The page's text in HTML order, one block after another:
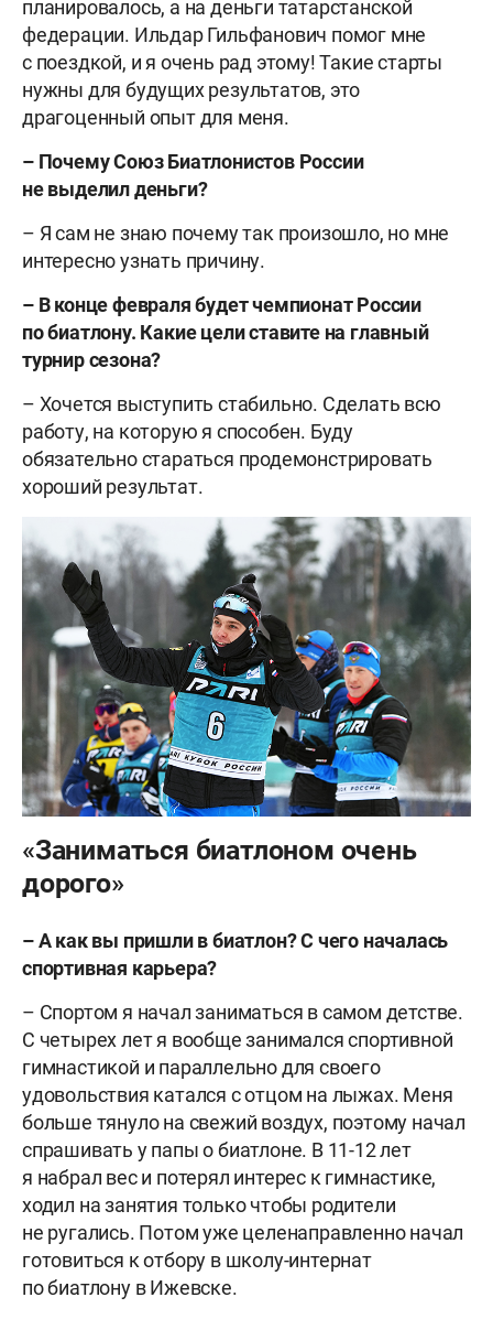
планировалось, а на деньги татарстанской
федерации. Ильдар Гильфанович помог мне
с поездкой, и я очень рад этому! Такие старты
нужны для будущих результатов, это
драгоценный опыт для меня.
– Почему Союз Биатлонистов России
не выделил деньги?
– Я сам не знаю почему так произошло, но мне
интересно узнать причину.
– В конце февраля будет чемпионат России
по биатлону. Какие цели ставите на главный
турнир сезона?
– Хочется выступить стабильно. Сделать всю
работу, на которую я способен. Буду
обязательно стараться продемонстрировать
хороший результат.
«Заниматься биатлоном очень
дорого»
– А как вы пришли в биатлон? С чего началась
спортивная карьера?
– Спортом я начал заниматься в самом детстве.
С четырех лет я вообще занимался спортивной
гимнастикой и параллельно для своего
удовольствия катался с отцом на лыжах. Меня
больше тянуло на свежий воздух, поэтому начал
спрашивать у папы о биатлоне. В 11-12 лет
я набрал вес и потерял интерес к гимнастике,
ходил на занятия только чтобы родители
не ругались. Потом уже целенаправленно начал
готовиться к отбору в школу-интернат
по биатлону в Ижевске.